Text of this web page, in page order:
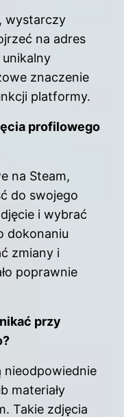
, wystarczy
na adres
znaczenie
platformy.
profilowego
na Steam,
do swojego
i wybrać
dokonaniu
zmiany i
poprawnie
przy
nieodpowiednie
materiały
Takie zdjęcia